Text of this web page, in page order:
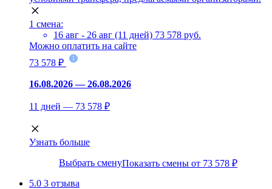
1 смена:
16 авг - 26 авг (11 дней) 73 578 руб.
Можно оплатить на сайте
73 578 ₽
16.08.2026 — 26.08.2026
11 дней — 73 578 ₽
Узнать больше
Выбрать сменуПоказать смены от 73 578 ₽
5.0 3 отзыва